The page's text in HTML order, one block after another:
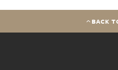
BACK